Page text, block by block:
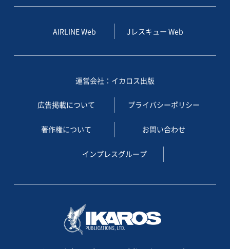
AIRLINE Web Jレスキュー Web
運営会社：イカロス出版
広告掲載について プライバシーポリシー
著作権について お問い合わせ
インプレスグループ